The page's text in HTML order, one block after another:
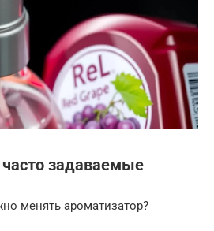
часто задаваемые
менять ароматизатор?